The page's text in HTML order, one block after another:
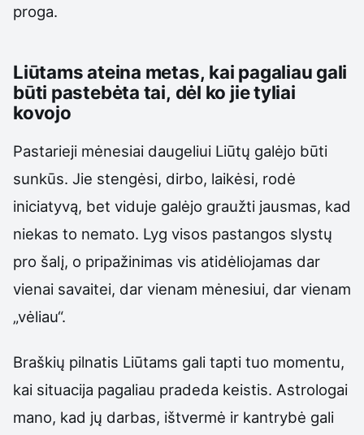
proga.
Liūtams ateina metas, kai pagaliau gali
būti pastebėta tai, dėl ko jie tyliai
kovojo
Pastarieji mėnesiai daugeliui Liūtų galėjo būti
sunkūs. Jie stengėsi, dirbo, laikėsi, rodė
iniciatyvą, bet viduje galėjo graužti jausmas, kad
niekas to nemato. Lyg visos pastangos slystų
pro šalį, o pripažinimas vis atidėliojamas dar
vienai savaitei, dar vienam mėnesiui, dar vienam
„vėliau“.
Braškių pilnatis Liūtams gali tapti tuo momentu,
kai situacija pagaliau pradeda keistis. Astrologai
mano, kad jų darbas, ištvermė ir kantrybė gali